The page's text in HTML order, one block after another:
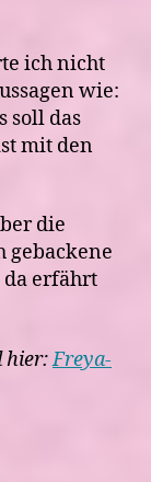
ich nicht
wie:
soll das
mit den
die
gebackene
erfährt
hier:Freya-